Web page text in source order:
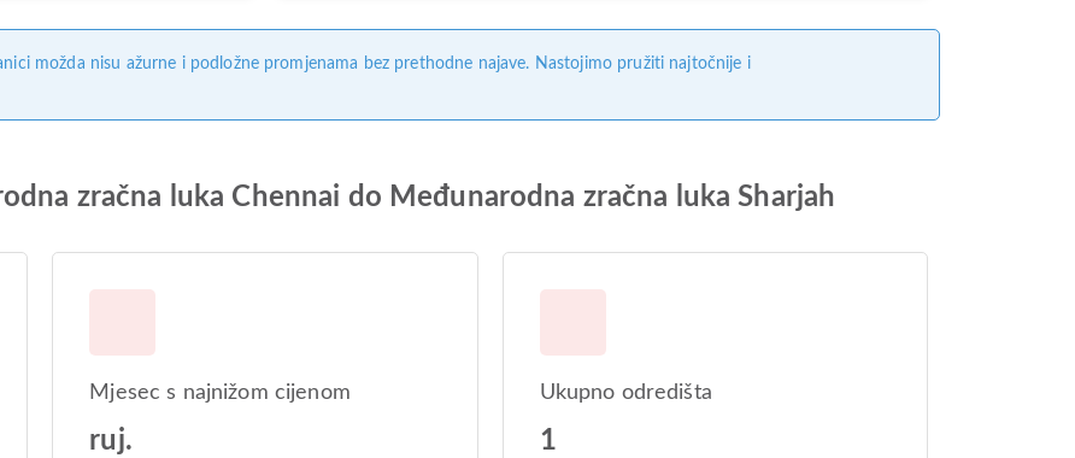
možda nisu ažurne i podložne promjenama bez prethodne najave. Nastojimo pružiti najtočnije i
zračna luka Chennai do Međunarodna zračna luka Sharjah
Mjesec s najnižom cijenom
ruj.
Ukupno odredišta
1